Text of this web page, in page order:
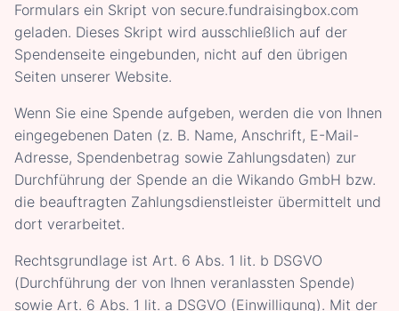
Formulars ein Skript von secure.fundraisingbox.com
geladen. Dieses Skript wird ausschließlich auf der
Spendenseite eingebunden, nicht auf den übrigen
Seiten unserer Website.
Wenn Sie eine Spende aufgeben, werden die von Ihnen
eingegebenen Daten (z. B. Name, Anschrift, E-Mail-
Adresse, Spendenbetrag sowie Zahlungsdaten) zur
Durchführung der Spende an die Wikando GmbH bzw.
die beauftragten Zahlungsdienstleister übermittelt und
dort verarbeitet.
Rechtsgrundlage ist Art. 6 Abs. 1 lit. b DSGVO
(Durchführung der von Ihnen veranlassten Spende)
sowie Art. 6 Abs. 1 lit. a DSGVO (Einwilligung). Mit der